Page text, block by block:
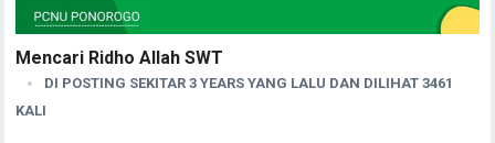
Mencari Ridho Allah SWT
DI POSTING SEKITAR 3 YEARS YANG LALU DAN DILIHAT 3461
KALI